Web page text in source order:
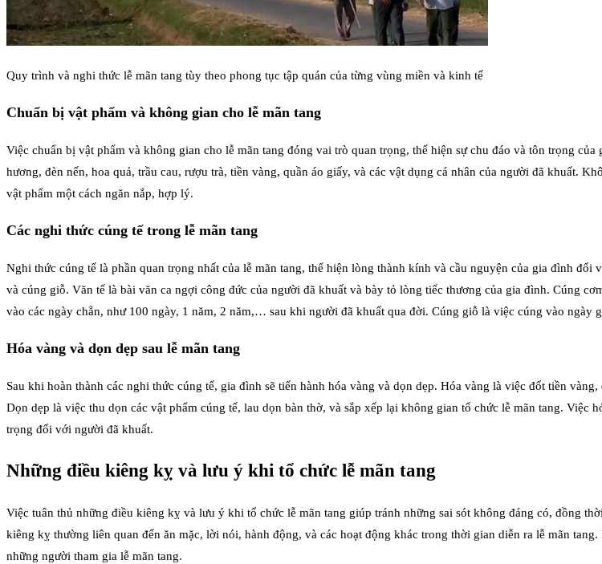
Quy trình và nghi thức lễ mãn tang tùy theo phong tục tập quán của từng vùng miền và kinh tế
Chuẩn bị vật phẩm và không gian cho lễ mãn tang
Việc chuẩn bị vật phẩm và không gian cho lễ mãn tang đóng vai trò quan trọng, thể hiện sự chu đáo và tôn trọng
hương, đèn nến, hoa quả, trầu cau, rượu trà, tiền vàng, quần áo giấy, và các vật dụng cá nhân của người đã khuất.
vật phẩm một cách ngăn nắp, hợp lý.
Các nghi thức cúng tế trong lễ mãn tang
Nghi thức cúng tế là phần quan trọng nhất của lễ mãn tang, thể hiện lòng thành kính và cầu nguyện của gia đình
và cúng giỗ. Văn tế là bài văn ca ngợi công đức của người đã khuất và bày tỏ lòng tiếc thương của gia đình. Cúng
vào các ngày chẵn, như 100 ngày, 1 năm, 2 năm,… sau khi người đã khuất qua đời. Cúng giỗ là việc cúng vào ngày
Hóa vàng và dọn dẹp sau lễ mãn tang
Sau khi hoàn thành các nghi thức cúng tế, gia đình sẽ tiến hành hóa vàng và dọn dẹp. Hóa vàng là việc đốt tiền
Dọn dẹp là việc thu dọn các vật phẩm cúng tế, lau dọn bàn thờ, và sắp xếp lại không gian tổ chức lễ mãn tang. Việc
trọng đối với người đã khuất.
Những điều kiêng kỵ và lưu ý khi tổ chức lễ mãn tang
Việc tuân thủ những điều kiêng kỵ và lưu ý khi tổ chức lễ mãn tang giúp tránh những sai sót không đáng có, đồng
kiêng kỵ thường liên quan đến ăn mặc, lời nói, hành động, và các hoạt động khác trong thời gian diễn ra lễ mãn
những người tham gia lễ mãn tang.